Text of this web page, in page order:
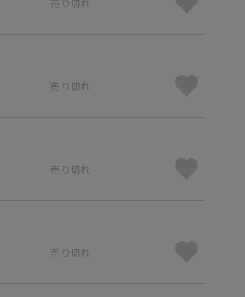
売り切れ
売り切れ
売り切れ
売り切れ